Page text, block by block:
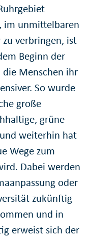
im unmittelbaren
verbringen, ist
Beginn der
die Menschen ihr
So wurde
große
grüne
weiterhin hat
Wege zum
Dabei werden
oder
zukünftig
und in
erweist sich der